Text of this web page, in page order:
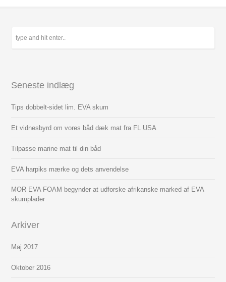
Seneste indlæg
Tips dobbelt-sidet lim. EVA skum
Et vidnesbyrd om vores båd dæk mat fra FL USA
Tilpasse marine mat til din båd
EVA harpiks mærke og dets anvendelse
MOR EVA FOAM begynder at udforske afrikanske marked af EVA
skumplader
Arkiver
Maj 2017
Oktober 2016